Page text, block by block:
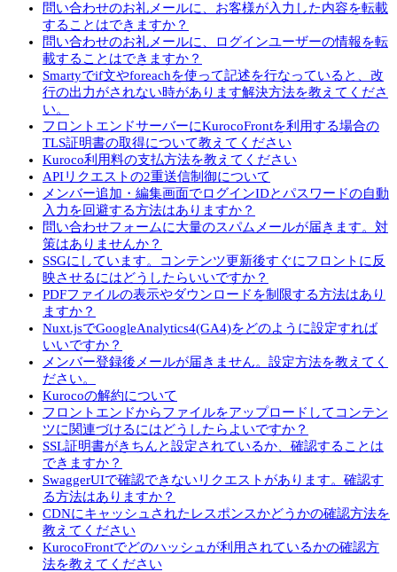
問い合わせのお礼メールに、お客様が入力した内容を転載
することはできますか？
問い合わせのお礼メールに、ログインユーザーの情報を転
載することはできますか？
Smartyでif文やforeachを使って記述を行なっていると、改
行の出力がされない時があります解決方法を教えてくださ
い。
フロントエンドサーバーにKurocoFrontを利用する場合の
TLS証明書の取得について教えてください
Kuroco利用料の支払方法を教えてください
APIリクエストの2重送信制御について
メンバー追加・編集画面でログインIDとパスワードの自動
入力を回避する方法はありますか？
問い合わせフォームに大量のスパムメールが届きます。対
策はありませんか？
SSGにしています。コンテンツ更新後すぐにフロントに反
映させるにはどうしたらいいですか？
PDFファイルの表示やダウンロードを制限する方法はあり
ますか？
Nuxt.jsでGoogleAnalytics4(GA4)をどのように設定すれば
いいですか？
メンバー登録後メールが届きません。設定方法を教えてく
ださい。
Kurocoの解約について
フロントエンドからファイルをアップロードしてコンテン
ツに関連づけるにはどうしたらよいですか？
SSL証明書がきちんと設定されているか、確認することは
できますか？
SwaggerUIで確認できないリクエストがあります。確認す
る方法はありますか？
CDNにキャッシュされたレスポンスかどうかの確認方法を
教えてください
KurocoFrontでどのハッシュが利用されているかの確認方
法を教えてください